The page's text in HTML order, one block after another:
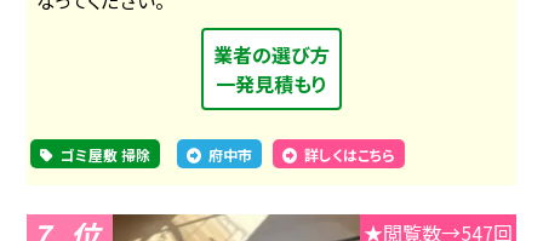
業者の選び方
一発見積もり
ゴミ屋敷 掃除 府中市 詳しくはこちら
★閲覧数→547回